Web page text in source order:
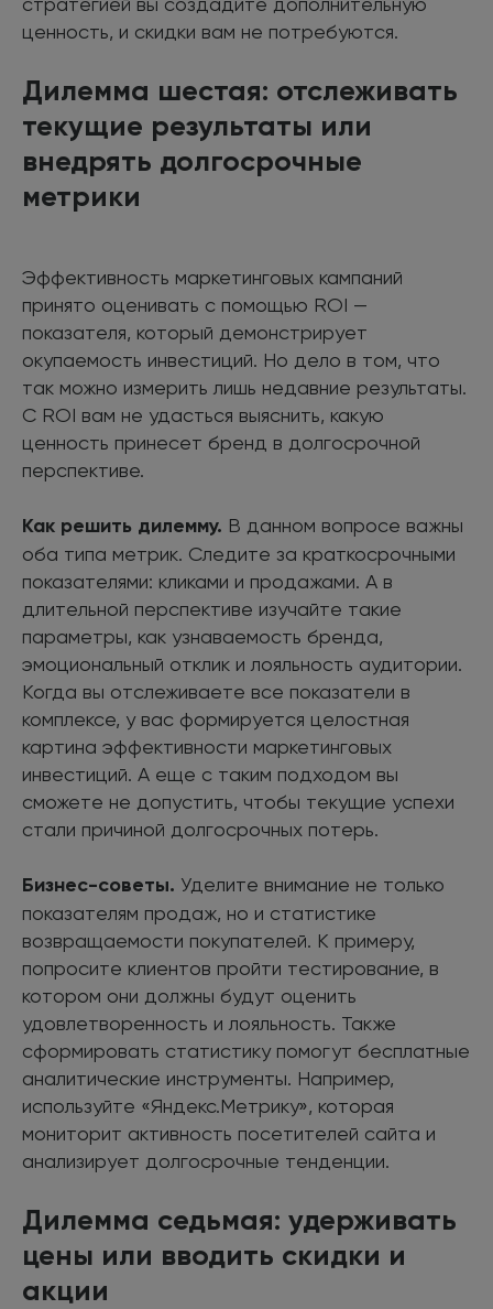
ценность, и скидки вам не потребуются.
Дилемма шестая: отслеживать
текущие результаты или
внедрять долгосрочные
метрики
Эффективность маркетинговых кампаний
принято оценивать с помощью ROI —
показателя, который демонстрирует
окупаемость инвестиций. Но дело в том, что
так можно измерить лишь недавние результаты.
С ROI вам не удасться выяснить, какую
ценность принесет бренд в долгосрочной
перспективе.
Как решить дилемму. В данном вопросе важны
оба типа метрик. Следите за краткосрочными
показателями: кликами и продажами. А в
длительной перспективе изучайте такие
параметры, как узнаваемость бренда,
эмоциональный отклик и лояльность аудитории.
Когда вы отслеживаете все показатели в
комплексе, у вас формируется целостная
картина эффективности маркетинговых
инвестиций. А еще с таким подходом вы
сможете не допустить, чтобы текущие успехи
стали причиной долгосрочных потерь.
Бизнес-советы. Уделите внимание не только
показателям продаж, но и статистике
возвращаемости покупателей. К примеру,
попросите клиентов пройти тестирование, в
котором они должны будут оценить
удовлетворенность и лояльность. Также
сформировать статистику помогут бесплатные
аналитические инструменты. Например,
используйте «Яндекс.Метрику», которая
мониторит активность посетителей сайта и
анализирует долгосрочные тенденции.
Дилемма седьмая: удерживать
цены или вводить скидки и
акции